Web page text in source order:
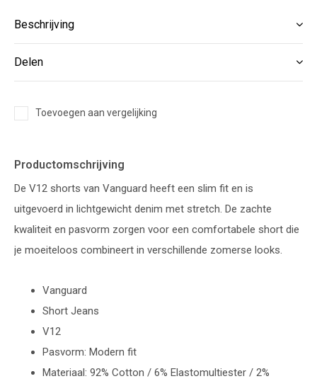
Beschrijving
Delen
Toevoegen aan vergelijking
Productomschrijving
De V12 shorts van Vanguard heeft een slim fit en is
uitgevoerd in lichtgewicht denim met stretch. De zachte
kwaliteit en pasvorm zorgen voor een comfortabele short die
je moeiteloos combineert in verschillende zomerse looks.
Vanguard
Short Jeans
V12
Pasvorm: Modern fit
Materiaal: 92% Cotton / 6% Elastomultiester / 2%